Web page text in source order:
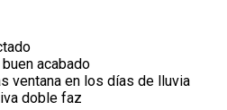
acabado
ventana en los días de lluvia
doble faz